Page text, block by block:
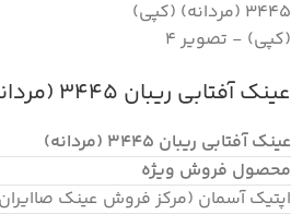
عینک آفتابی ریبان 3445 (مردانه) (کپی) (کپی)
عینک آفتابی ریبان 3445 (مردانه)
محصول فروش ویژه
اپتیک آسمان (مرکز فروش عینک